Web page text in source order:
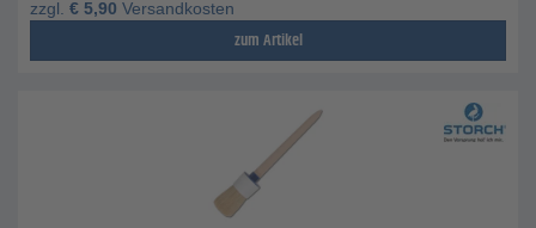
zzgl. € 5,90 Versandkosten
zum Artikel